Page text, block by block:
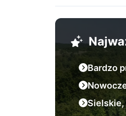
Bardzo
Sielskie,